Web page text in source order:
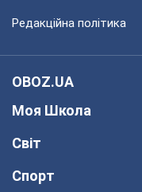
Редакційна політика
OBOZ.UA
Моя Школа
Світ
Спорт